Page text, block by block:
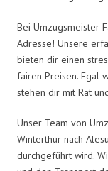
Bei Umzugsmeister
Adresse! Unsere
bieten dir einen
fairen Preisen. Egal
stehen dir mit Rat
Unser Team von
Winterthur nach
durchgeführt wird.